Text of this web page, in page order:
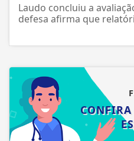
Laudo concluiu a
defesa afirma que